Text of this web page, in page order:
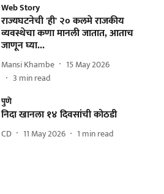
Web Story
राज्यघटनेची 'ही' २० कलमे राजकीय
व्यवस्थेचा कणा मानली जातात, आताच
जाणून घ्या...
Mansi Khambe
15 May 2026
3 min read
पुणे
निदा खानला १४ दिवसांची कोठडी
CD 11 May 2026 1 min read